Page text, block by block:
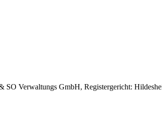
SO Verwaltungs GmbH, Registergericht: